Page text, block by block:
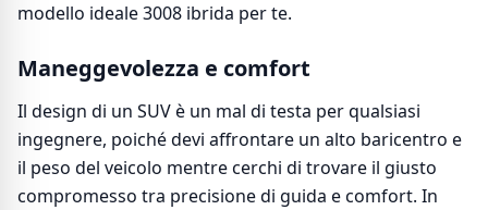
modello ideale 3008 ibrida per te.
Maneggevolezza e comfort
Il design di un SUV è un mal di testa per qualsiasi
ingegnere, poiché devi affrontare un alto baricentro e
il peso del veicolo mentre cerchi di trovare il giusto
compromesso tra precisione di guida e comfort. In